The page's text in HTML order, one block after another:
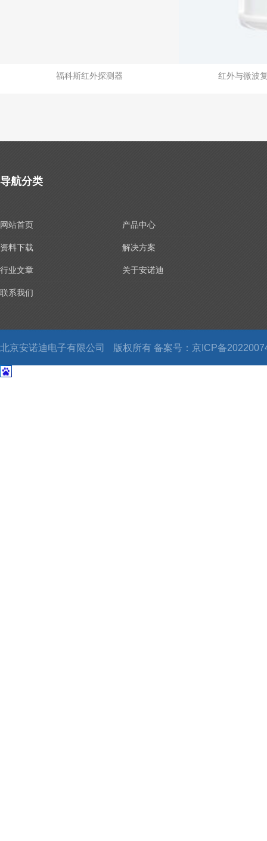
福科斯红外探测器 红外与微波
导航分类
网站首页 产品中心
资料下载 解决方案
行业文章 关于安诺迪
联系我们
北京安诺迪电子有限公司 版权所有 备案号： 京ICP备